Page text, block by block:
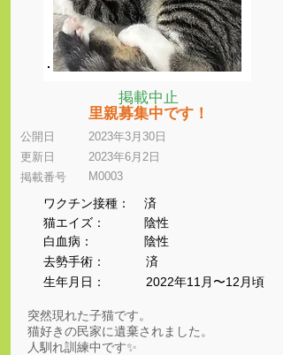
掲載中止
里親募集中です！
公開日
更新日
​掲載番号
2023年3月30日
2023年6月2日
M0003
ワクチン接種：
猫エイズ：
​白血病：
​去勢手術：
生年月日：
済
陰性
陰性
済
2022年11月〜12月頃
突然現れた子猫です。
猫好きの民家に遺棄されました。
人馴れ訓練中です✨